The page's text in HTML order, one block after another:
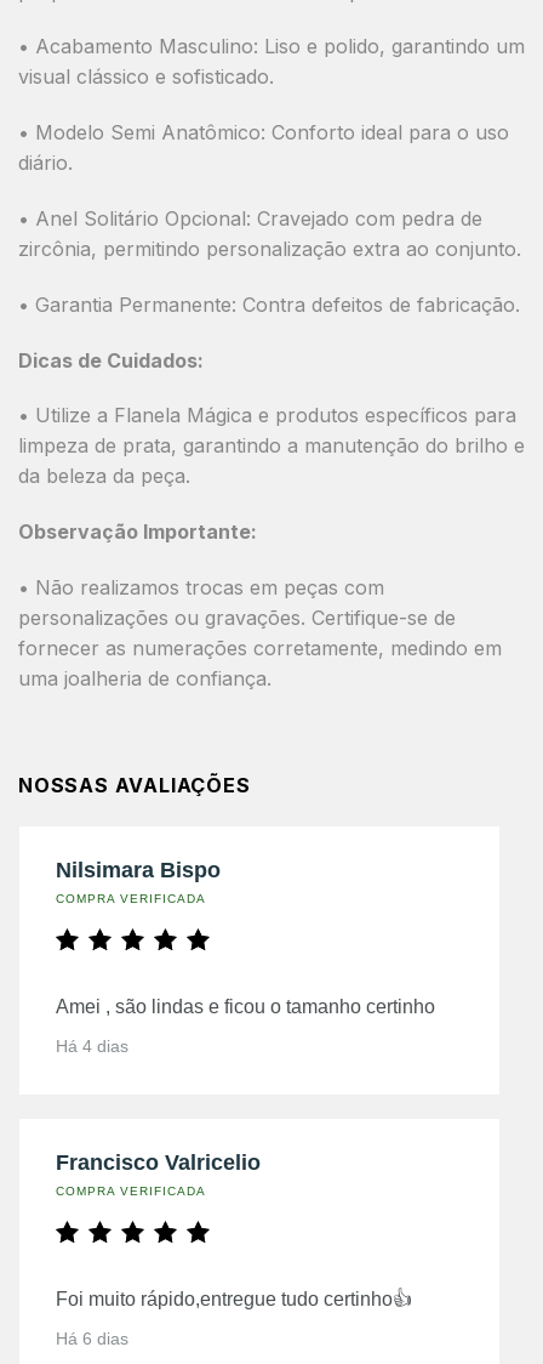
• Acabamento Masculino: Liso e polido, garantindo um
visual clássico e sofisticado.
• Modelo Semi Anatômico: Conforto ideal para o uso
diário.
• Anel Solitário Opcional: Cravejado com pedra de
zircônia, permitindo personalização extra ao conjunto.
• Garantia Permanente: Contra defeitos de fabricação.
Dicas de Cuidados:
• Utilize a Flanela Mágica e produtos específicos para
limpeza de prata, garantindo a manutenção do brilho e
da beleza da peça.
Observação Importante:
• Não realizamos trocas em peças com
personalizações ou gravações. Certifique-se de
fornecer as numerações corretamente, medindo em
uma joalheria de confiança.
NOSSAS AVALIAÇÕES
Nilsimara Bispo
COMPRA VERIFICADA
Amei , são lindas e ficou o tamanho certinho
Há 4 dias
Francisco Valricelio
COMPRA VERIFICADA
Foi muito rápido,entregue tudo certinho👍
Há 6 dias